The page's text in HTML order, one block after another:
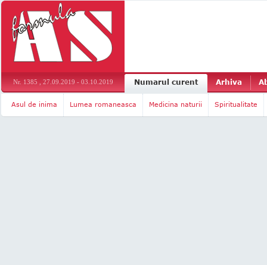
Nr. 1385 , 27.09.2019 - 03.10.2019 Numarul curent Arhiva
Asul de inima Lumea romaneasca Medicina naturii Spiritualitate